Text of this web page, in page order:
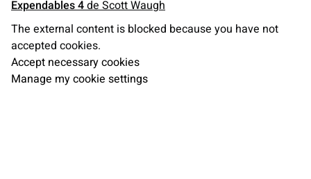
Expendables 4de Scott Waugh
The external content is blocked because you have not
accepted cookies.
Accept necessary cookies
Manage my cookie settings